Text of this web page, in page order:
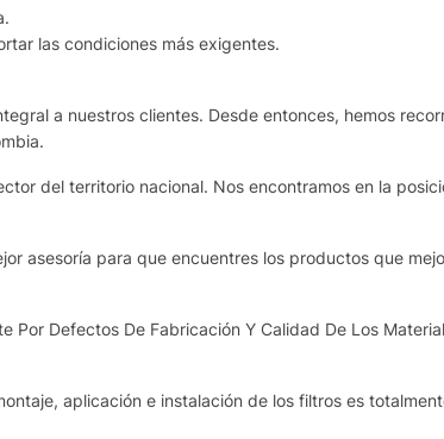
las condiciones más exigentes.
a nuestros clientes. Desde entonces, hemos
del territorio nacional. Nos encontramos en la
asesoría para que encuentres los productos que
Defectos De Fabricación Y Calidad De Los
aplicación e instalación de los filtros es